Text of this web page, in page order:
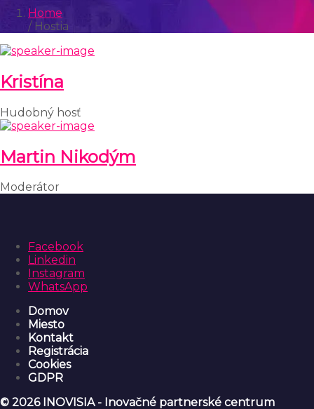
Home
/ Hostia
Kristína
Hudobný hosť
Martin Nikodým
Moderátor
Facebook
Linkedin
Instagram
WhatsApp
Domov
Miesto
Kontakt
Registrácia
Cookies
GDPR
© 2026 INOVISIA - Inovačné partnerské centrum